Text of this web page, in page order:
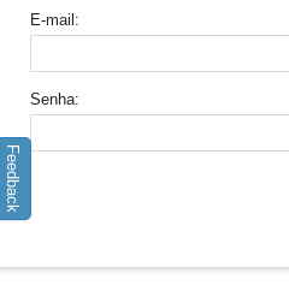
E-mail
Senha
Feedback